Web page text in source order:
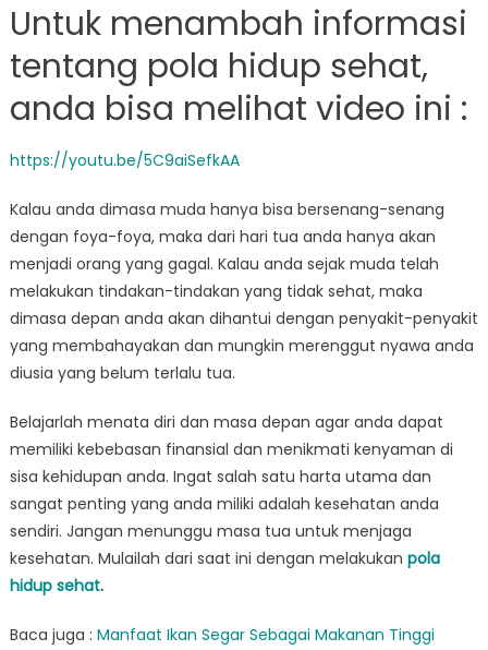
Untuk menambah informasi
tentang pola hidup sehat,
anda bisa melihat video ini :
https://youtu.be/5C9aiSefkAA
Kalau anda dimasa muda hanya bisa bersenang-senang
dengan foya-foya, maka dari hari tua anda hanya akan
menjadi orang yang gagal. Kalau anda sejak muda telah
melakukan tindakan-tindakan yang tidak sehat, maka
dimasa depan anda akan dihantui dengan penyakit-penyakit
yang membahayakan dan mungkin merenggut nyawa anda
diusia yang belum terlalu tua.
Belajarlah menata diri dan masa depan agar anda dapat
memiliki kebebasan finansial dan menikmati kenyaman di
sisa kehidupan anda. Ingat salah satu harta utama dan
sangat penting yang anda miliki adalah kesehatan anda
sendiri. Jangan menunggu masa tua untuk menjaga
kesehatan. Mulailah dari saat ini dengan melakukan pola
hidup sehat.
Baca juga : Manfaat Ikan Segar Sebagai Makanan Tinggi